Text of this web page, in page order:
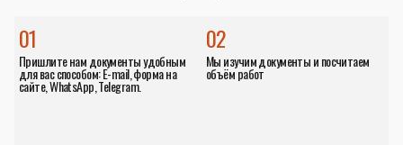
01
Пришлите нам документы удобным
для вас способом: E-mail, форма на
сайте, WhatsApp, Telegram.
02
Мы изучим документы и посчитаем
объём работ